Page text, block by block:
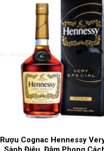
Rượu Cognac Hennessy